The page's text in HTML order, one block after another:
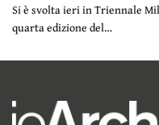
Si è svolta ieri in Triennale
quarta edizione del…